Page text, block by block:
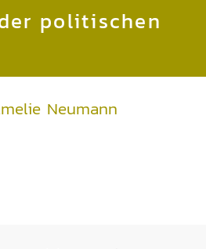
politischen
Neumann